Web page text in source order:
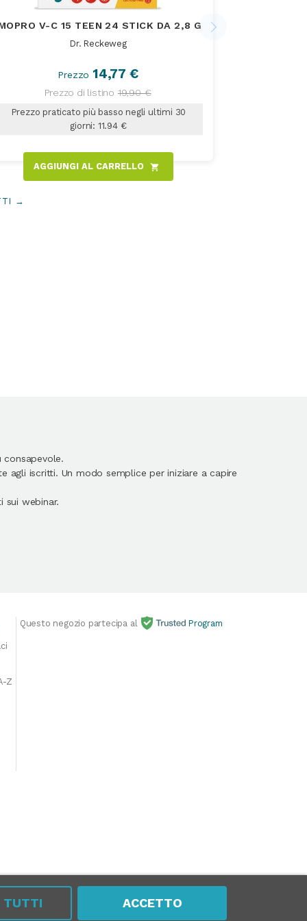
V-C 15 TEEN 24 STICK DA 2,8 G
Dr. Reckeweg
Prezzo 14,77 €
Prezzo di listino 19,90 €
Prezzo praticato più basso negli ultimi 30
giorni: 11.94 €
AGGIUNGI AL CARRELLO shopping_cart
→
agli iscritti. Un modo semplice per iniziare a capire
sui webinar.
Z
Questo negozio partecipa al Program
TUTTI ACCETTO